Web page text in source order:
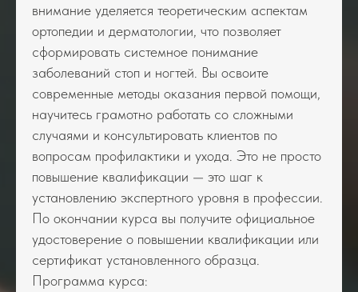
внимание уделяется теоретическим аспектам
ортопедии и дерматологии, что позволяет
сформировать системное понимание
заболеваний стоп и ногтей. Вы освоите
современные методы оказания первой помощи,
научитесь грамотно работать со сложными
случаями и консультировать клиентов по
вопросам профилактики и ухода. Это не просто
повышение квалификации — это шаг к
установлению экспертного уровня в профессии.
По окончании курса вы получите официальное
удостоверение о повышении квалификации или
сертификат установленного образца.
Программа курса: